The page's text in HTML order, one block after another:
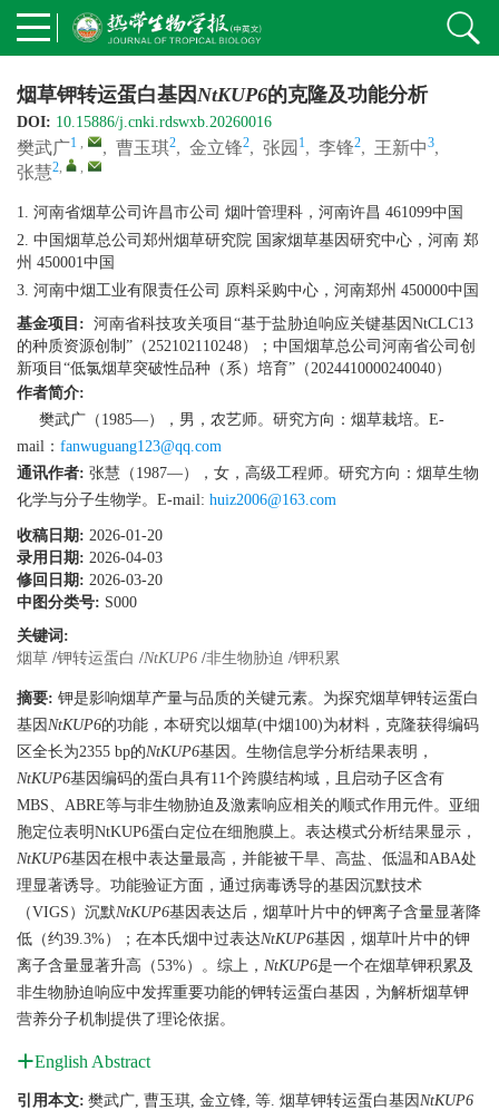
烟草钾转运蛋白基因NtKUP6的克隆及功能分析
DOI: 10.15886/j.cnki.rdswxb.20260016
樊武广1 , , 曹玉琪2, 金立锋2, 张园 1, 李锋2, 王新中3,
张慧2, ,
1. 河南省烟草公司许昌市公司 烟叶管理科，河南许昌 461099中国
2. 中国烟草总公司郑州烟草研究院 国家烟草基因研究中心，河南 郑
州 450001中国
3. 河南中烟工业有限责任公司 原料采购中心，河南郑州 450000中国
基金项目: 河南省科技攻关项目“基于盐胁迫响应关键基因NtCLC13
的种质资源创制”（252102110248）；中国烟草总公司河南省公司创
新项目“低氯烟草突破性品种（系）培育”（2024410000240040）
作者简介:
樊武广（1985—），男，农艺师。研究方向：烟草栽培。E-
mail： fanwuguang123@qq.com
通讯作者: 张慧（1987—），女，高级工程师。研究方向：烟草生物
化学与分子生物学。E-mail: huiz2006@163.com
收稿日期: 2026-01-20
录用日期: 2026-04-03
修回日期: 2026-03-20
中图分类号: S000
关键词:
烟草 /钾转运蛋白 /NtKUP6 /非生物胁迫 /钾积累
摘要: 钾是影响烟草产量与品质的关键元素。为探究烟草钾转运蛋白
基因NtKUP6的功能，本研究以烟草(中烟100)为材料，克隆获得编码
区全长为2355 bp的NtKUP6基因。生物信息学分析结果表明，
NtKUP6基因编码的蛋白具有11个跨膜结构域，且启动子区含有
MBS、ABRE等与非生物胁迫及激素响应相关的顺式作用元件。亚细
胞定位表明NtKUP6蛋白定位在细胞膜上。表达模式分析结果显示，
NtKUP6基因在根中表达量最高，并能被干旱、高盐、低温和ABA处
理显著诱导。功能验证方面，通过病毒诱导的基因沉默技术
（VIGS）沉默NtKUP6基因表达后，烟草叶片中的钾离子含量显著降
低（约39.3%）；在本氏烟中过表达NtKUP6基因，烟草叶片中的钾
离子含量显著升高（53%）。综上， NtKUP6是一个在烟草钾积累及
非生物胁迫响应中发挥重要功能的钾转运蛋白基因，为解析烟草钾
营养分子机制提供了理论依据。
English Abstract
引用本文: 樊武广, 曹玉琪, 金立锋, 等. 烟草钾转运蛋白基因NtKUP6